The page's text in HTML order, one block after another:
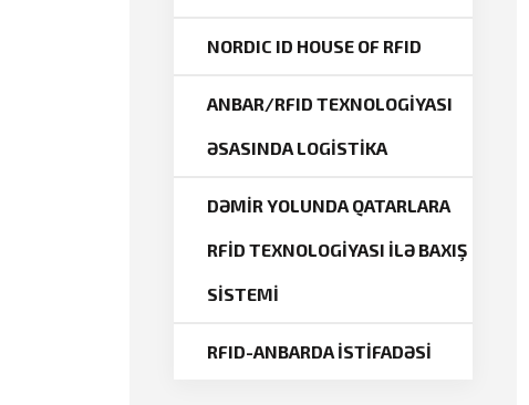
NORDIC ID HOUSE OF RFID
ANBAR/RFID TEXNOLOGİYASI
ƏSASINDA LOGİSTİKA
DƏMİR YOLUNDA QATARLARA
RFİD TEXNOLOGİYASI İLƏ BAXIŞ
SİSTEMİ
RFID-ANBARDA İSTİFADƏSİ